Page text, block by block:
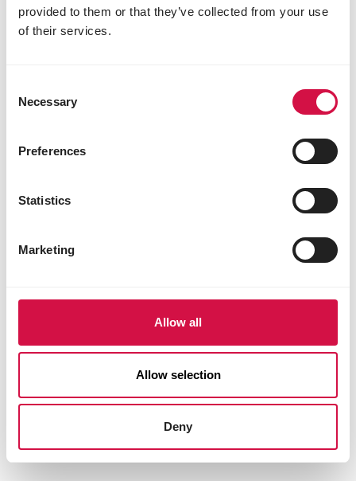
provided to them or that they’ve collected from your use
of their services.
Selection
Necessary
Preferences
Statistics
Marketing
Allow all
Allow selection
Deny
¿Sabías que... las gallinas ponedoras ponen más
huevos cuando tienen entre 20 semanas y 2 años?
Compartir este artículo
Compartir en